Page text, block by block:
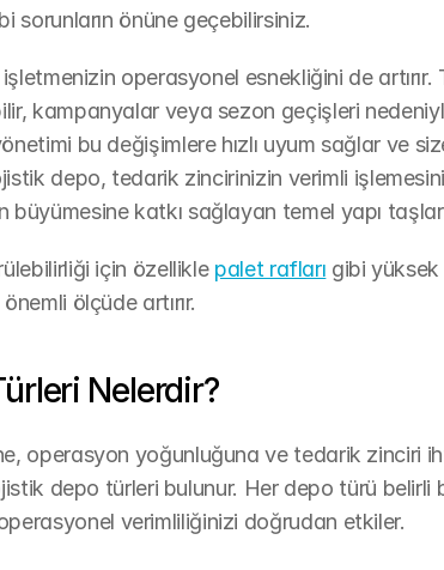
sorunların önüne geçebilirsiniz.
operasyonel esnekliğini de
kampanyalar veya sezon geçişleri
bu değişimlere hızlı uyum sağlar ve
depo, tedarik zincirinizin verimli
katkı sağlayan temel yapı
için özellikle palet rafları gibi
ölçüde artırır.
Nelerdir?
operasyon yoğunluğuna ve tedarik zinciri
depo türleri bulunur. Her depo türü
verimliliğinizi doğrudan etkiler.